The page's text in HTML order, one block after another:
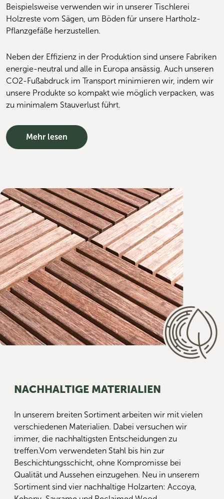
Beispielsweise verwenden wir in unserer Tischlerei
Holzreste vom Sägen, um Böden für unsere Hartholz-
Pflanzgefäße herzustellen.
Neben der Effizienz in der Produktion sind unsere Fabriken
energie-neutral und alle in Europa ansässig. Auch unseren
CO2-Fußabdruck im Transport minimieren wir, indem wir
unsere Produkte so kompakt wie möglich verpacken, was
zu minimalem Stauverlust führt.
Mehr lesen
NACHHALTIGE MATERIALIEN
In unserem breiten Sortiment arbeiten wir mit vielen
verschiedenen Materialien. Dabei versuchen wir
immer, die nachhaltigsten Entscheidungen zu
treffen.Vom verwendeten Stahl bis hin zur
Beschichtungsschicht, ohne Kompromisse bei
Qualität und Aussehen einzugehen. Neu in unserem
Sortiment sind vier nachhaltige Holzarten: Accoya,